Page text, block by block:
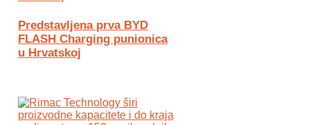
Predstavljena prva BYD
FLASH Charging punionica
u Hrvatskoj